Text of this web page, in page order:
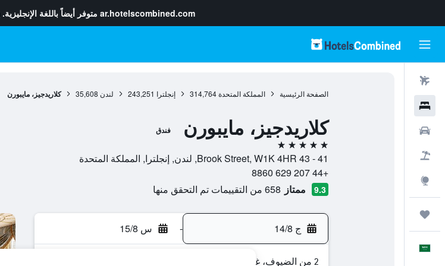
ar.hotelscombined.com متوفر أيضاً باللغة الإنجليزية.
الصفحة الرئيسية المملكة المتحدة 314,764 إنجلترا 243,251 لندن 35,608 كلاريدجيز، مايبورن
كلاريدجيز، مايبورن فندق
5 نجوم
41 - 43 Brook Street, W1K 4HR, لندن, إنجلترا, المملكة المتحدة
+44 207 629 8860
9.3 ممتاز 658 من التقييمات تم التحقق منها
ج 14/8 - س 15/8
2 من الضيوف، غرفة واحدة